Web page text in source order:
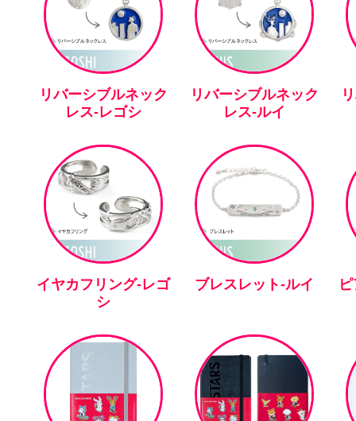
リバーシブルネック
レス-レゴシ
リバーシブルネック
レス-ルイ
イヤカフリング-レゴ
シ
ブレスレット-ルイ